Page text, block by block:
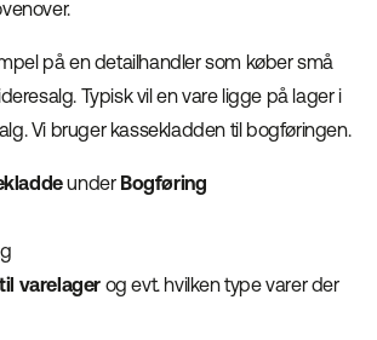
på en detailhandler som køber små
Typisk vil en vare ligge på lager i
Vi bruger kassekladden til bogføringen.
under Bogføring
varelager og evt. hvilken type varer der